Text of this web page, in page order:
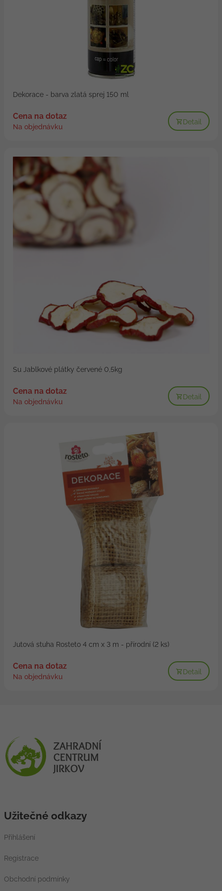
Dekorace - barva zlatá sprej 150 ml
Cena na dotaz
Na objednávku
Detail
Su Jablkové plátky červené 0,5kg
Cena na dotaz
Na objednávku
Detail
Jutová stuha Rosteto 4 cm x 3 m - přírodní (2 ks)
Cena na dotaz
Na objednávku
Detail
Užitečné odkazy
Přihlášení
Registrace
Obchodní podmínky